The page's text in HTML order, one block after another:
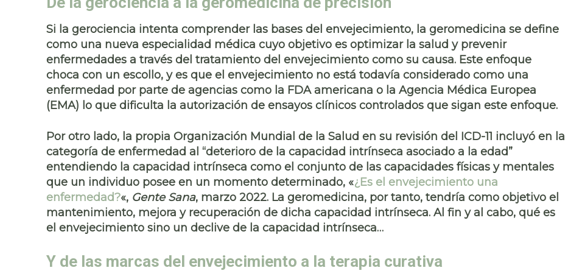
Si la gerociencia intenta comprender las bases del envejecimiento, la geromedicina se define
como una nueva especialidad médica cuyo objetivo es optimizar la salud y prevenir
enfermedades a través del tratamiento del envejecimiento como su causa. Este enfoque
choca con un escollo, y es que el envejecimiento no está todavía considerado como una
enfermedad por parte de agencias como la FDA americana o la Agencia Médica Europea
(EMA) lo que dificulta la autorización de ensayos clínicos controlados que sigan este enfoque.
Por otro lado, la propia Organización Mundial de la Salud en su revisión del ICD-11 incluyó en la
categoría de enfermedad al “deterioro de la capacidad intrínseca asociado a la edad”
entendiendo la capacidad intrínseca como el conjunto de las capacidades físicas y mentales
que un individuo posee en un momento determinado, «¿Es el envejecimiento una
enfermedad?«, Gente Sana, marzo 2022. La geromedicina, por tanto, tendría como objetivo el
mantenimiento, mejora y recuperación de dicha capacidad intrínseca. Al fin y al cabo, qué es
el envejecimiento sino un declive de la capacidad intrínseca…
Y de las marcas del envejecimiento a la terapia curativa